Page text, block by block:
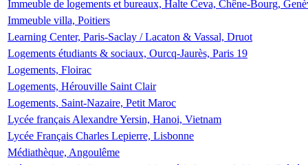
Immeuble de logements et bureaux, Halte Ceva, Chêne-Bourg,
Immeuble villa, Poitiers
Learning Center, Paris-Saclay / Lacaton & Vassal, Druot
Logements étudiants & sociaux, Ourcq-Jaurès, Paris 19
Logements, Floirac
Logements, Hérouville Saint Clair
Logements, Saint-Nazaire, Petit Maroc
Lycée français Alexandre Yersin, Hanoi, Vietnam
Lycée Français Charles Lepierre, Lisbonne
Médiathèque, Angoulême